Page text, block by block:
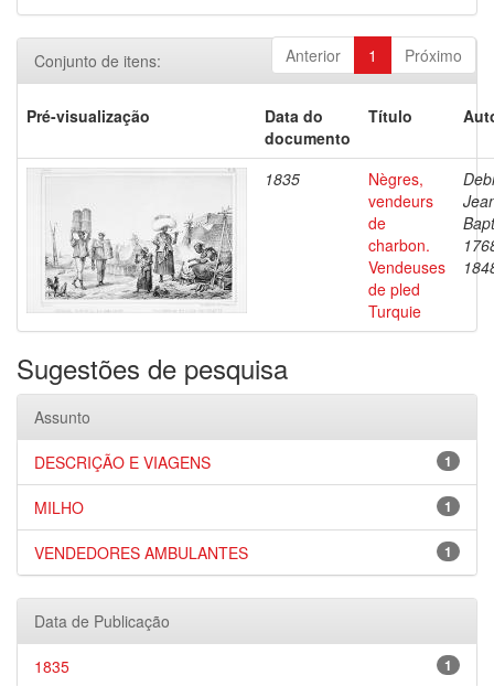
Anterior 1 Próximo
Conjunto de itens:
Pré-visualização
Data do
documento
Título
1835
Nègres,
vendeurs
de
charbon.
Vendeuses
de pled
Turquie
Sugestões de pesquisa
Assunto
1
DESCRIÇÃO E VIAGENS
1
MILHO
1
VENDEDORES AMBULANTES
Data de Publicação
1
1835